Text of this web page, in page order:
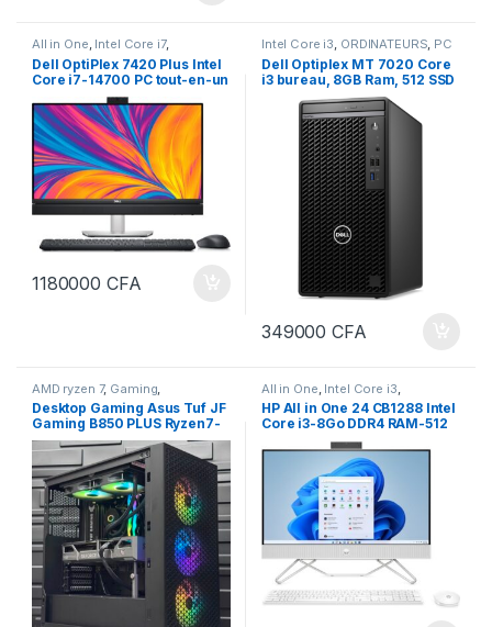
All in One, Intel Core i7,
ORDINATEURS ,PC Bureau
Dell OptiPlex 7420 Plus Intel
Core i7-14700 PC tout-en-un
32 Go DDR5-SDRAM 1To SSD
60,5 cm (23,8″) 1920 x 1080
pixels
1180000 CFA
Intel Core i3, ORDINATEURS, PC
Bureau
Dell Optiplex MT 7020 Core
i3 bureau, 8GB Ram, 512 SSD
DVD ECRAN 22 pouces
349000CFA
AMD ryzen 7, Gaming
ORDINATEURS , PC Bureau
Desktop Gaming Asus Tuf JF
Gaming B850 PLUS Ryzen7-
9800X3D 32Go Ram DDR5,
2Tera SSD NVMe AMD
Nvidia GeForce RTX
5080__16Go Dédiés
All in One Intel Core i3
ORDINATEURS ,PC Bureau
HP All in One 24 CB1288 Intel
Core i3-8Go DDR4 RAM-512
SSD 24 pouces windows11
Pro CB1287 CB1288